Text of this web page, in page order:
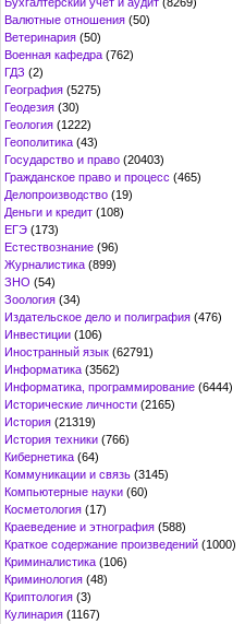
Валютные отношения (50)
Ветеринария (50)
Военная кафедра (762)
ГДЗ (2)
География (5275)
Геодезия (30)
Геология (1222)
Геополитика (43)
Государство и право (20403)
Гражданское право и процесс (465)
Делопроизводство (19)
Деньги и кредит (108)
ЕГЭ (173)
Естествознание (96)
Журналистика (899)
ЗНО (54)
Зоология (34)
Издательское дело и полиграфия (476)
Инвестиции (106)
Иностранный язык (62791)
Информатика (3562)
Информатика, программирование (6444)
Исторические личности (2165)
История (21319)
История техники (766)
Кибернетика (64)
Коммуникации и связь (3145)
Компьютерные науки (60)
Косметология (17)
Краеведение и этнография (588)
Краткое содержание произведений (1000)
Криминалистика (106)
Криминология (48)
Криптология (3)
Кулинария (1167)